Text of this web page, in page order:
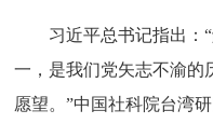
习近平总书记指出：
一，是我们党矢志不渝的
愿望。”中国社科院台湾